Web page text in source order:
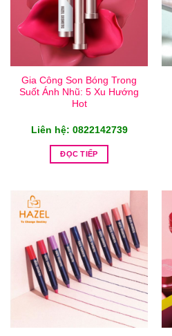
Gia Công Son Bóng Trong
Suốt Ánh Nhũ: 5 Xu Hướng
Hot
Liên hệ: 0822142739
ĐỌC TIẾP